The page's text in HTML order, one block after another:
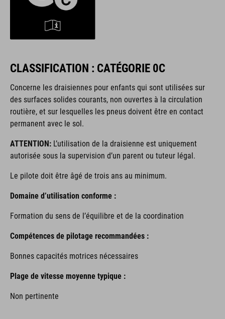
CLASSIFICATION : CATÉGORIE 0C
Concerne les draisiennes pour enfants qui sont utilisées sur
des surfaces solides courants, non ouvertes à la circulation
routière, et sur lesquelles les pneus doivent être en contact
permanent avec le sol.
ATTENTION: L’utilisation de la draisienne est uniquement
autorisée sous la supervision d’un parent ou tuteur légal.
Le pilote doit être âgé de trois ans au minimum.
Domaine d’utilisation conforme :
Formation du sens de l’équilibre et de la coordination
Compétences de pilotage recommandées :
Bonnes capacités motrices nécessaires
Plage de vitesse moyenne typique :
Non pertinente